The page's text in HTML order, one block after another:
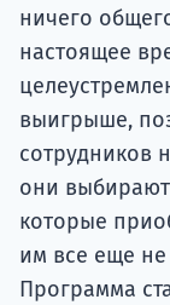
ничего
настоящее
выигрыше,
сотрудников
они выбирают
которые
им все еще не
Программа